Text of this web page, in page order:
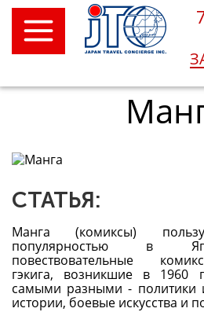
СТАТЬЯ:
Манга (комиксы)
популярностью в
повествовательные
гэкига, возникшие в 1960
самыми разными - политики
истории, боевые искусства и